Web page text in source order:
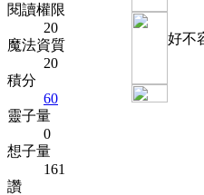
閱讀權限
20
魔法資質
20
積分
60
靈子量
0
想子量
161
讚
好不